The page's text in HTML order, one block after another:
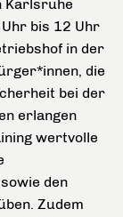
Karlsruhe
Uhr bis 12 Uhr
in der
die
bei der
erlangen
wertvolle
den
Zudem